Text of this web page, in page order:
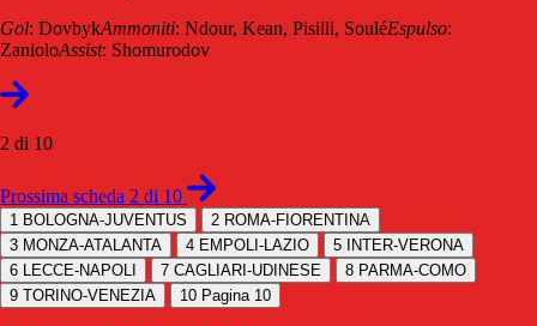
Gol: DovbykAmmoniti: Ndour, Kean, Pisilli, SouléEspulso:
ZanioloAssist: Shomurodov
2 di 10
Prossima scheda 2 di 10
1 BOLOGNA-JUVENTUS 2 ROMA-FIORENTINA
3 MONZA-ATALANTA 4 EMPOLI-LAZIO 5
INTER-VERONA
6 LECCE-NAPOLI 7 CAGLIARI-UDINESE 8 PARMA-COMO
9 TORINO-VENEZIA 10 Pagina 10